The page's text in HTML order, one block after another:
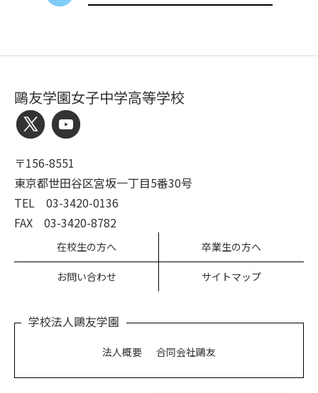
鷗友学園女子中学高等学校
〒156-8551
東京都世田谷区宮坂一丁目5番30号
TEL 03-3420-0136
FAX 03-3420-8782
在校生の方へ 卒業生の方へ
お問い合わせ サイトマップ
学校法人鷗友学園
法人概要 合同会社鷗友